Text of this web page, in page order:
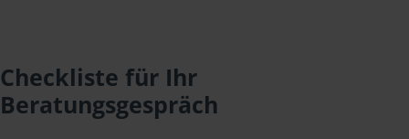
Checkliste für Ihr
Beratungsgespräch